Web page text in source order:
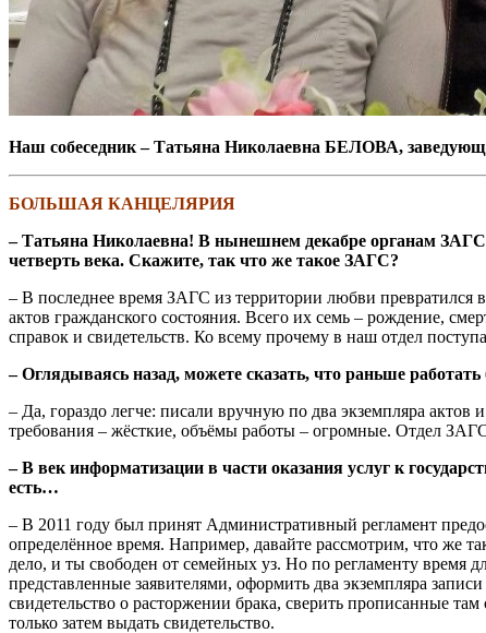
Наш собеседник – Татьяна Николаевна БЕЛОВА,
БОЛЬШАЯ КАНЦЕЛЯРИЯ
– Татьяна Николаевна! В нынешнем декабре органам
четверть века. Скажите, так что же такое ЗАГС?
– В последнее время ЗАГС из территории любви
актов гражданского состояния. Всего их семь – рождение,
справок и свидетельств. Ко всему прочему в наш отдел
– Оглядываясь назад, можете сказать, что раньше работать
– Да, гораздо легче: писали вручную по два экземпляра
требования – жёсткие, объёмы работы – огромные. Отдел ЗАГС
– В век информатизации в части оказания услуг к
есть…
– В 2011 году был принят Административный регламент
определённое время. Например, давайте рассмотрим, что же
дело, и ты свободен от семейных уз. Но по регламенту время
представленные заявителями, оформить два экземпляра
свидетельство о расторжении брака, сверить прописанные
только затем выдать свидетельство.